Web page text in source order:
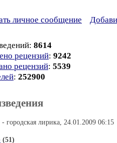
личное сообщение
8614
рецензий: 9242
рецензий: 5539
: 252900
- городская лирика, 24.01.2009 06:15
(51)